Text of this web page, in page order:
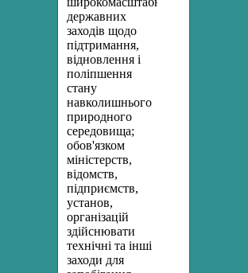
державних
заходів щодо
підтримання,
відновлення і
поліпшення
стану
навколишнього
природного
середовища;
обов'язком
міністерств,
відомств,
підприємств,
установ,
організацій
здійснювати
технічні та інші
заходи для